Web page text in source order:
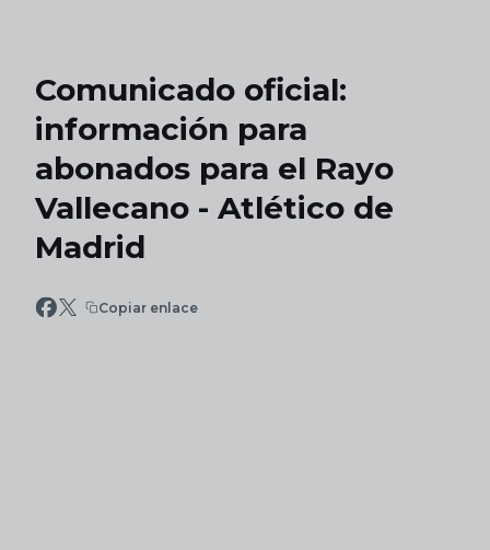
Comunicado oficial:
información para
abonados para el Rayo
Vallecano - Atlético de
Madrid
Copiar enlace